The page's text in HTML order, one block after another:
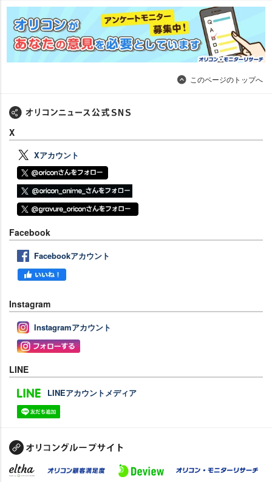
このページのトップへ
X
Xアカウント
Facebook
Facebookアカウント
Instagram
Instagramアカウント
LINE
LINEアカウントメディア